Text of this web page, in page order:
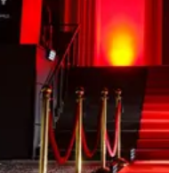
CHERY И СПОРТ
НАШИ МЕРОПРИЯТИЯ
ВИДЕООБЗОРЫ